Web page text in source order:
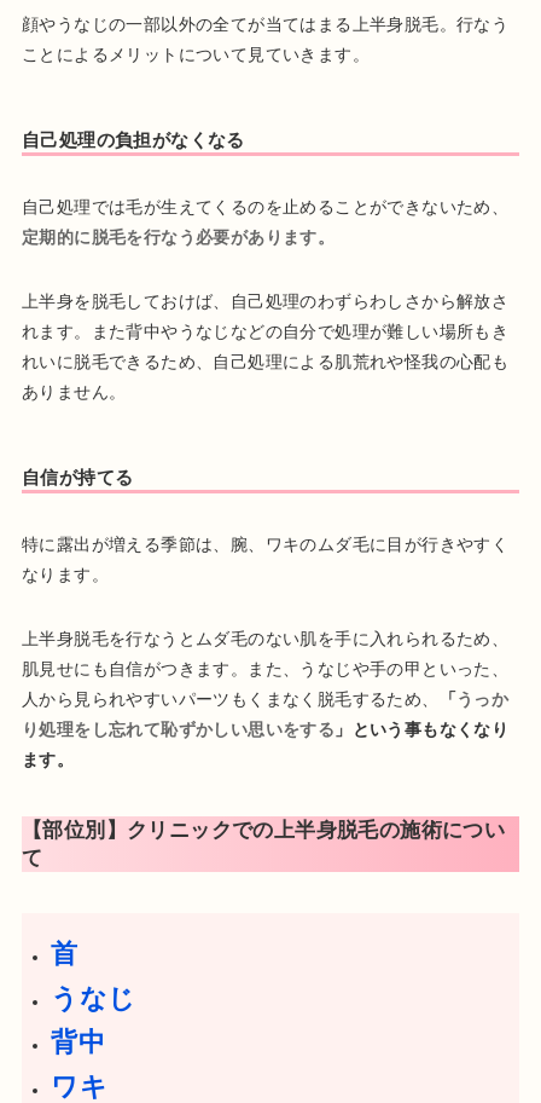
顔やうなじの一部以外の全てが当てはまる上半身脱毛。行なう
ことによるメリットについて見ていきます。
自己処理の負担がなくなる
自己処理では毛が生えてくるのを止めることができないため、
定期的に脱毛を行なう必要があります。
上半身を脱毛しておけば、自己処理のわずらわしさから解放さ
れます。また背中やうなじなどの自分で処理が難しい場所もき
れいに脱毛できるため、自己処理による肌荒れや怪我の心配も
ありません。
自信が持てる
特に露出が増える季節は、腕、ワキのムダ毛に目が行きやすく
なります。
上半身脱毛を行なうとムダ毛のない肌を手に入れられるため、
肌見せにも自信がつきます。また、うなじや手の甲といった、
人から見られやすいパーツもくまなく脱毛するため、
「うっか
り処理をし忘れて恥ずかしい思いをする 」という事もなくなり
ます。
【部位別】クリニックでの上半身脱毛の施術につい
て
首
うなじ
背中
ワキ